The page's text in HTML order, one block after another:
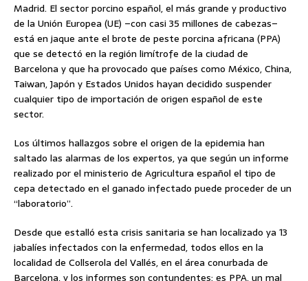
Madrid. El sector porcino español, el más grande y productivo
de la Unión Europea (UE) –con casi 35 millones de cabezas–
está en jaque ante el brote de peste porcina africana (PPA)
que se detectó en la región limítrofe de la ciudad de
Barcelona y que ha provocado que países como México, China,
Taiwan, Japón y Estados Unidos hayan decidido suspender
cualquier tipo de importación de origen español de este
sector.
Los últimos hallazgos sobre el origen de la epidemia han
saltado las alarmas de los expertos, ya que según un informe
realizado por el ministerio de Agricultura español el tipo de
cepa detectado en el ganado infectado puede proceder de un
“laboratorio”.
Desde que estalló esta crisis sanitaria se han localizado ya 13
jabalíes infectados con la enfermedad, todos ellos en la
localidad de Collserola del Vallés, en el área conurbada de
Barcelona, y los informes son contundentes: es PPA, un mal